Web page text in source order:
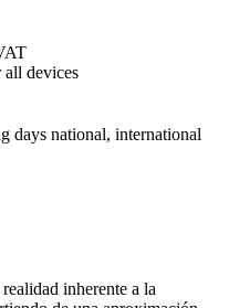
devices
days national, international
inherente a la